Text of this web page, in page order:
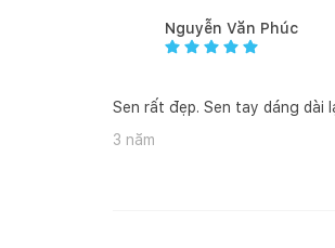
Nguyễn Văn Phúc
Sen rất đẹp. Sen tay dáng dài
3 năm